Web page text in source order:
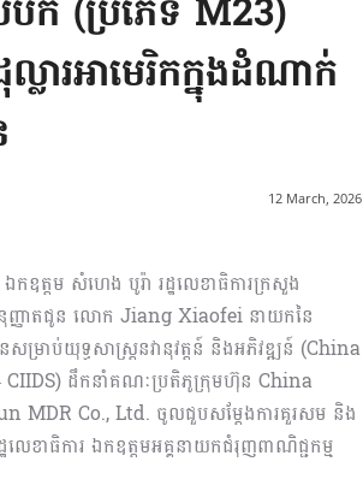
ភាព​
បក (ប្រភេទ M23)
ារអាមេរិកក្នុងដំណាក់
12 March, 2026
ឧត្តម សំហេង បូរ៉ា រដ្ឋលេខាធិការក្រសួង
នុញ្ញាតជូន លោក Jiang Xiaofei នាយកនៃ
ម្រាប់យុទ្ធសាស្រ្តនវានុវត្តន៍ និងអភិវឌ្ឍន៍ (China
ដឹកនាំគណៈប្រតិភូក្រុមហ៊ុន China
Co., Ltd. ចូលជួបសម្តែងការគួរសម និង
េខាធិការ ឯកឧត្តមអគ្គនាយកជំរុញពាណិជ្ជកម្ម